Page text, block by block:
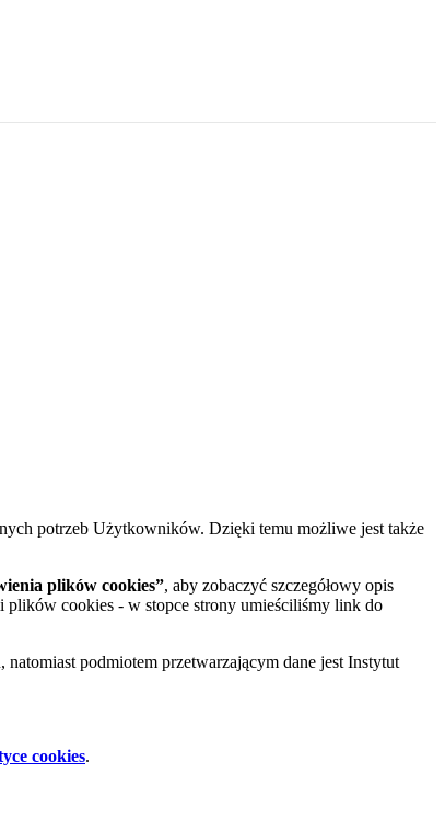
potrzeb Użytkowników. Dzięki temu możliwe jest także
plików cookies”, aby zobaczyć szczegółowy opis
plików cookies - w stopce strony umieściliśmy link do
podmiotem przetwarzającym dane jest Instytut
cookies.